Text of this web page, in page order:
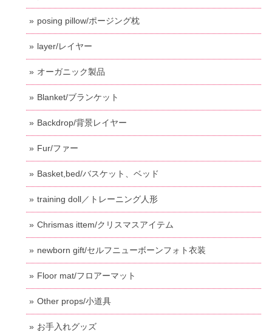
posing pillow/ポージング枕
layer/レイヤー
オーガニック製品
Blanket/ブランケット
Backdrop/背景レイヤー
Fur/ファー
Basket,bed/バスケット、ベッド
training doll／トレーニング人形
Chrismas ittem/クリスマスアイテム
newborn gift/セルフニューボーンフォト衣装
Floor mat/フロアーマット
Other props/小道具
お手入れグッズ